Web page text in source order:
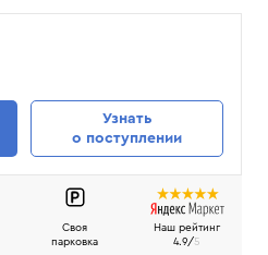
Узнать
о поступлении
Своя
парковка
Наш рейтинг
4.9/5